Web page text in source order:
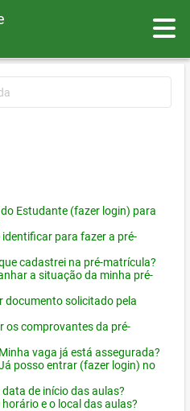
Estudante (fazer login) para
para fazer a pré-
cadastrei na pré-matrícula?
a situação da minha pré-
documento solicitado pela
os comprovantes da pré-
vaga já está assegurada?
posso entrar (fazer login) no
de início das aulas?
e o local das aulas?